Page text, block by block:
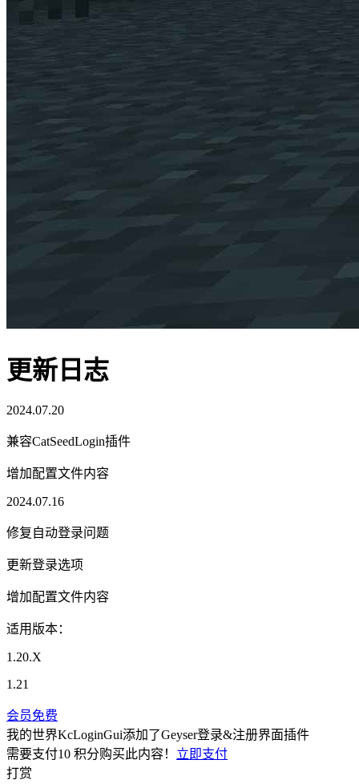
更新日志
2024.07.20
兼容CatSeedLogin插件
增加配置文件内容
2024.07.16
修复自动登录问题
更新登录选项
增加配置文件内容
适用版本：
1.20.X
1.21
会员免费
我的世界KcLoginGui添加了Geyser登录&注册界面插件
需要支付10 积分购买此内容！ 立即支付
打赏